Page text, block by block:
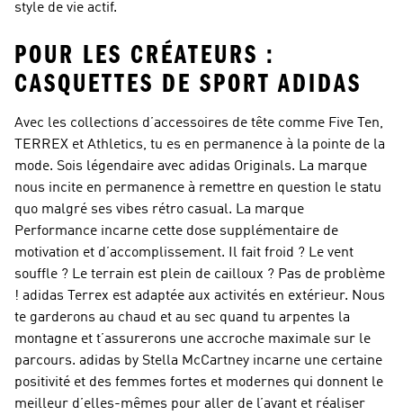
style de vie actif.
POUR LES CRÉATEURS :
CASQUETTES DE SPORT ADIDAS
Avec les collections d’accessoires de tête comme Five Ten,
TERREX et Athletics, tu es en permanence à la pointe de la
mode. Sois légendaire avec adidas Originals. La marque
nous incite en permanence à remettre en question le statu
quo malgré ses vibes rétro casual. La marque
Performance incarne cette dose supplémentaire de
motivation et d’accomplissement. Il fait froid ? Le vent
souffle ? Le terrain est plein de cailloux ? Pas de problème
! adidas Terrex est adaptée aux activités en extérieur. Nous
te garderons au chaud et au sec quand tu arpentes la
montagne et t’assurerons une accroche maximale sur le
parcours. adidas by Stella McCartney incarne une certaine
positivité et des femmes fortes et modernes qui donnent le
meilleur d’elles-mêmes pour aller de l’avant et réaliser